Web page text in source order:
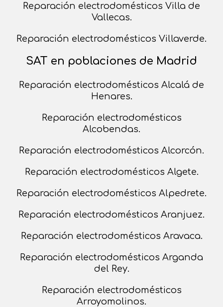
Reparación electrodomésticos Villa de
Vallecas.
Reparación electrodomésticos Villaverde.
SAT en poblaciones de Madrid
Reparación electrodomésticos Alcalá de
Henares.
Reparación electrodomésticos
Alcobendas.
Reparación electrodomésticos Alcorcón.
Reparación electrodomésticos Algete.
Reparación electrodomésticos Alpedrete.
Reparación electrodomésticos Aranjuez.
Reparación electrodomésticos Aravaca.
Reparación electrodomésticos Arganda
del Rey.
Reparación electrodomésticos
Arroyomolinos.